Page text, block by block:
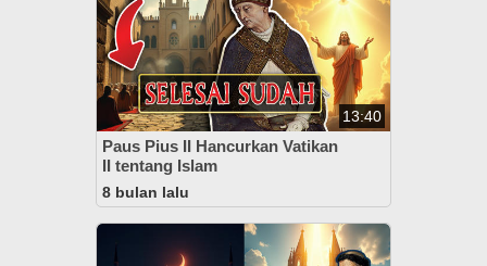
13:40
Paus Pius II Hancurkan Vatikan
II tentang Islam
8 bulan lalu